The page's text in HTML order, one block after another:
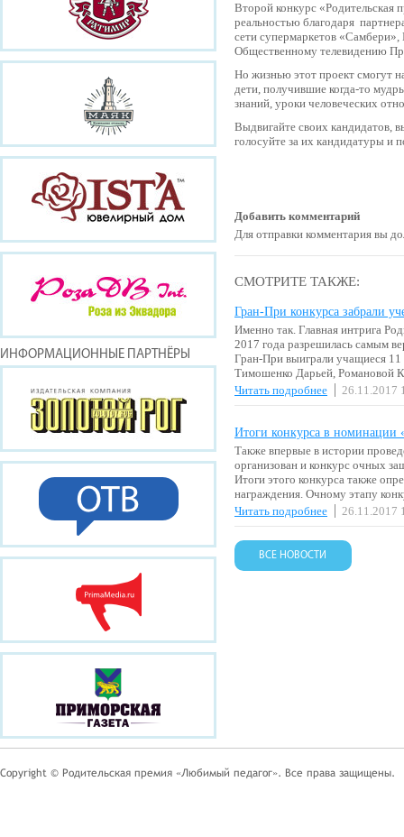
ИНФОРМАЦИОННЫЕ ПАРТНЁРЫ
Второй конкурс «Родительская
реальностью благодаря
сети супермаркетов «Самбери»,
Общественному телевидению
Но жизнью этот проект смогут
дети, получившие когда-то
знаний, уроки человеческих
Выдвигайте своих кандидатов,
голосуйте за их кандидатуры и
Добавить комментарий
Для отправки комментария вы
СМОТРИТЕ ТАКЖЕ:
Гран-При конкурса забрали
Именно так. Главная интрига
2017 года разрешилась самым
Гран-При выиграли учащиеся
Тимошенко Дарьей, Романовой
Читать подробнее
26.11.2017
Итоги конкурса в
Также впервые в истории
организован и конкурс очных
Итоги этого конкурса также
награждения. Очному этапу
Читать подробнее
26.11.2017
ВСЕ НОВОСТИ
Copyright © Родительская премия «Любимый педагог». Все права защищены.